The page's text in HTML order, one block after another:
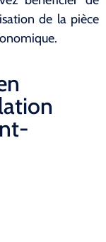
de la pièce